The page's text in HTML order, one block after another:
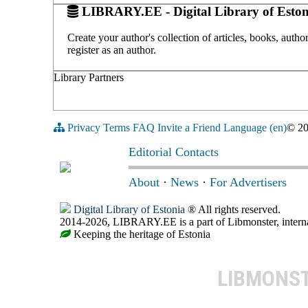
LIBRARY.EE - Digital Library of
Create your author's collection of articles, books,
register as an author.
Library Partners
Privacy Terms FAQ Invite a Friend Language (en)©
Editorial Contacts
About · News · For Advertisers
Digital Library of Estonia ® All rights reserved.
2014-2026, LIBRARY.EE is a part of Libmonster,
Keeping the heritage of Estonia